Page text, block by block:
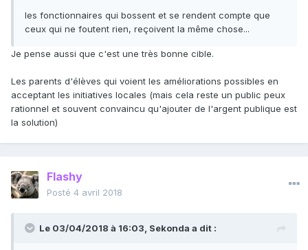
les fonctionnaires qui bossent et se rendent compte que
ceux qui ne foutent rien, reçoivent la même chose...
Je pense aussi que c'est une très bonne cible.
Les parents d'élèves qui voient les améliorations possibles en
acceptant les initiatives locales (mais cela reste un public peux
rationnel et souvent convaincu qu'ajouter de l'argent publique est
la solution)
Flashy
Posté 4 avril 2018
Le 03/04/2018 à 16:03, Sekonda a dit :